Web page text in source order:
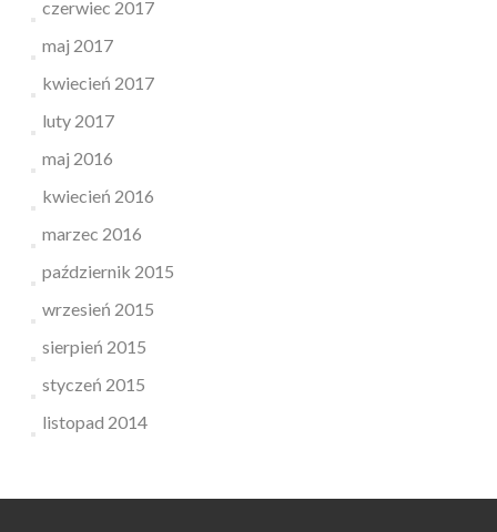
czerwiec 2017
maj 2017
kwiecień 2017
luty 2017
maj 2016
kwiecień 2016
marzec 2016
październik 2015
wrzesień 2015
sierpień 2015
styczeń 2015
listopad 2014